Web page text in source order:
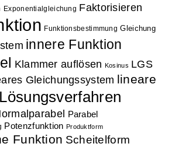
Exponentialgleichung Faktorisieren
Funktionsbestimmung Gleichung
innere Funktion
Klammer auflösen Kosinus LGS
Gleichungssystem lineare
Lösungsverfahren
Parabel
Potenzfunktion Produktform
Funktion Scheitelform